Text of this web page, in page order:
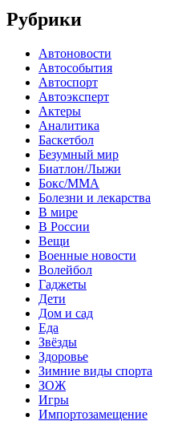
Рубрики
Автоновости
Автособытия
Автоспорт
Автоэксперт
Актеры
Аналитика
Баскетбол
Безумный мир
Биатлон/Лыжи
Бокс/MMA
Болезни и лекарства
В мире
В России
Вещи
Военные новости
Волейбол
Гаджеты
Дети
Дом и сад
Еда
Звёзды
Здоровье
Зимние виды спорта
ЗОЖ
Игры
Импортозамещение